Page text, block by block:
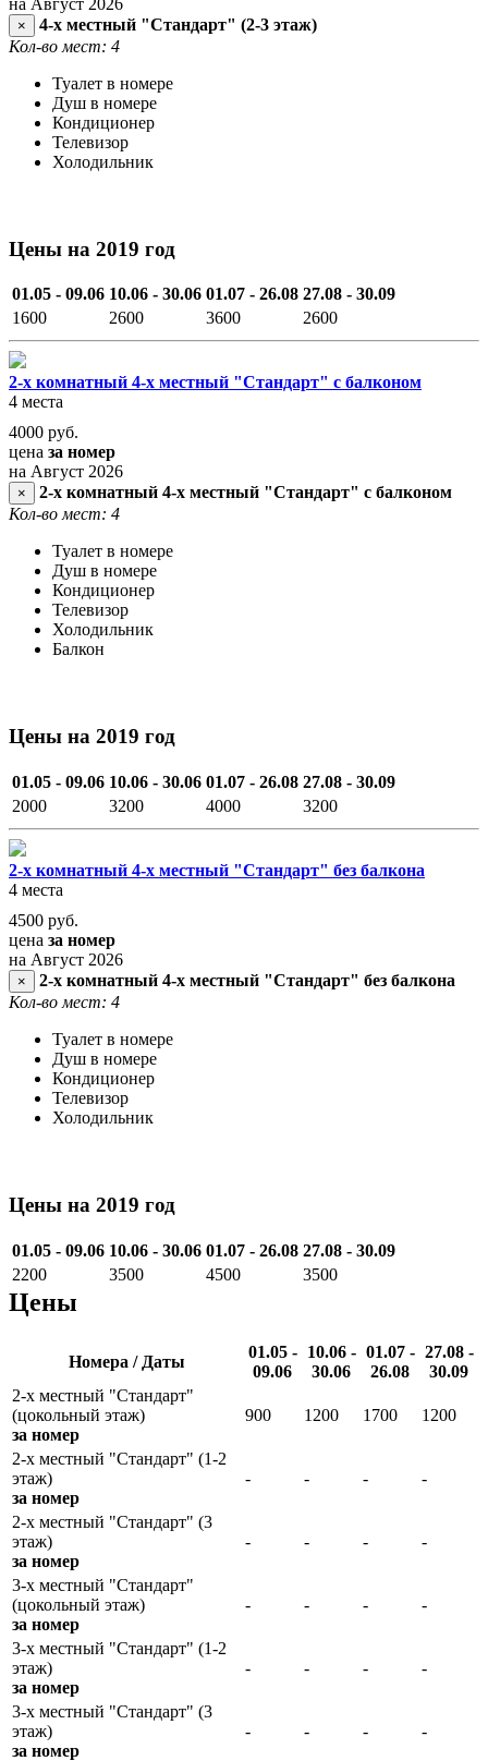
×
4-х местный "Стандарт" (2-3 этаж)
Кол-во мест: 4
Туалет в номере
Душ в номере
Кондиционер
Телевизор
Холодильник
Цены на 2019 год
01.05 - 09.06 10.06 - 30.06 01.07 - 26.08 27.08 - 30.09
1600
2600 3600 2600
2-х комнатный 4-х местный "Стандарт" с балконом
4 места
4000 руб.
цена за номер
на Август 2026
×
2-х комнатный 4-х местный "Стандарт" с балконом
Кол-во мест: 4
Туалет в номере
Душ в номере
Кондиционер
Телевизор
Холодильник
Балкон
Цены на 2019 год
01.05 - 09.06 10.06 - 30.06 01.07 - 26.08 27.08 - 30.09
2000
3200 4000 3200
2-х комнатный 4-х местный "Стандарт" без балкона
4 места
4500 руб.
цена за номер
на Август 2026
×
2-х комнатный 4-х местный "Стандарт" без балкона
Кол-во мест: 4
Туалет в номере
Душ в номере
Кондиционер
Телевизор
Холодильник
Цены на 2019 год
01.05 - 09.06 10.06 - 30.06 01.07 - 26.08 27.08 - 30.09
2200
3500 4500 3500
Цены
Номера / Даты
01.05 -
09.06
10.06 -
30.06
01.07 -
26.08
27.08 -
30.09
2-х местный "Стандарт"
(цокольный этаж)
за номер
900 1200 1700 1200
2-х местный "Стандарт" (1-2
этаж)
за номер
- - - -
2-х местный "Стандарт" (3
этаж)
за номер
- - - -
3-х местный "Стандарт"
(цокольный этаж)
за номер
- - - -
3-х местный "Стандарт" (1-2
этаж)
за номер
- - - -
3-х местный "Стандарт" (3
этаж)
за номер
- - - -